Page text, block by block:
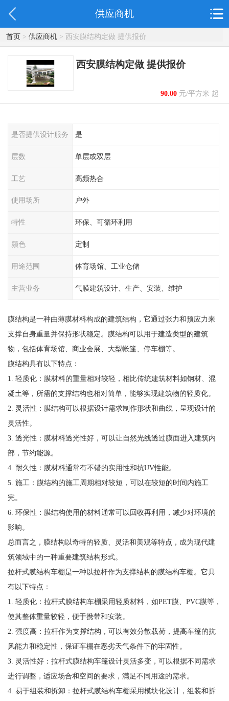
供应商机
首页> 供应商机> 西安膜结构定做 提供报价
西安膜结构定做 提供报价
90.00元/平方米 起
是否提供设计服务 是
层数 单层或双层
工艺 高频热合
使用场所 户外
特性 环保、可循环利用
颜色 定制
用途范围 体育场馆、工业仓储
主营业务 气膜建筑设计、生产、安装、维护
膜结构是一种由薄膜材料构成的建筑结构，它通过张力和预应力来
支撑自身重量并保持形状稳定。膜结构可以用于建造类型的建筑
物，包括体育场馆、商业会展、大型帐篷、停车棚等。
膜结构具有以下特点：
1. 轻质化：膜材料的重量相对较轻，相比传统建筑材料如钢材、混
凝土等，所需的支撑结构也相对简单，能够实现建筑物的轻质化。
2. 灵活性：膜结构可以根据设计需求制作形状和曲线，呈现设计的
灵活性。
3. 透光性：膜材料透光性好，可以让自然光线透过膜面进入建筑内
部，节约能源。
4. 耐久性：膜材料通常有不错的实用性和抗UV性能。
5. 施工：膜结构的施工周期相对较短，可以在较短的时间内施工
完。
6. 环保性：膜结构使用的材料通常可以回收再利用，减少对环境的
影响。
总而言之，膜结构以奇特的轻质、灵活和美观等特点，成为现代建
筑领域中的一种重要建筑结构形式。
拉杆式膜结构车棚是一种以拉杆作为支撑结构的膜结构车棚。它具
有以下特点：
1. 轻质化：拉杆式膜结构车棚采用轻质材料，如PET膜、PVC膜等，
使其整体重量较轻，便于携带和安装。
2. 强度高：拉杆作为支撑结构，可以有效分散载荷，提高车篷的抗
风能力和稳定性，保证车棚在恶劣天气条件下的牢固性。
3. 灵活性好：拉杆式膜结构车篷设计灵活多变，可以根据不同需求
进行调整，适应场合和空间的要求，满足不同用途的需求。
4. 易于组装和拆卸：拉杆式膜结构车棚采用模块化设计，组装和拆